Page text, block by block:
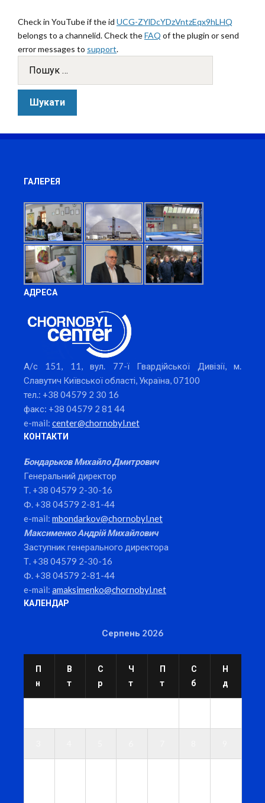
Check in YouTube if the id UCG-ZYlDcYDzVntzEqx9hLHQ
belongs to a channelid. Check theFAQ of the plugin or send
error messages to support.
ГАЛЕРЕЯ
АДРЕСА
А/с 151, 11, вул. 77-ї Гвардійської Дивізії, м.
Славутич Київської області, Україна, 07100
тел.: +38 04579 2 30 16
факс: +38 04579 2 81 44
e-mail: center@chornobyl.net
КОНТАКТИ
Бондарьков Михайло Дмитрович
Генеральний директор
Т. +38 04579 2-30-16
Ф. +38 04579 2-81-44
e-mail: mbondarkov@chornobyl.net
Максименко Андрій Михайлович
Заступник генерального директора
Т. +38 04579 2-30-16
Ф. +38 04579 2-81-44
e-mail: amaksimenko@chornobyl.net
КАЛЕНДАР
Серпень 2026
П
н
В
т
С
р
Ч
т
П
т
С
б
Н
д